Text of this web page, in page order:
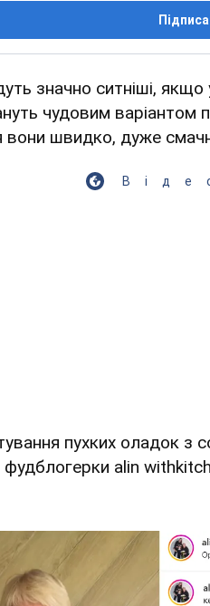
значно ситніші, якщо
чудовим варіантом
швидко, дуже
пухких оладок з
фудблогерки alin